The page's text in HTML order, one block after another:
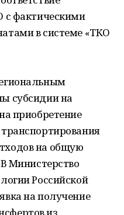
с фактическими
в системе «ТКО
субсидии на
приобретение
на общую
Министерство
Российской
на получение